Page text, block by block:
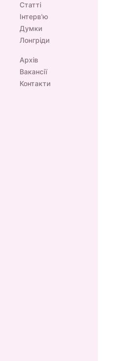
Статті
Інтерв'ю
Думки
Лонгріди
Архів
Вакансії
Контакти